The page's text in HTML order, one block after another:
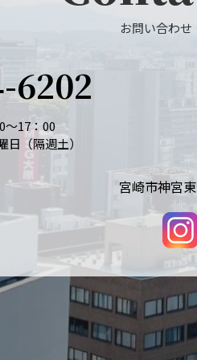
お問い合わせ
6202
～17：00
（隔週土）
宮崎市神宮